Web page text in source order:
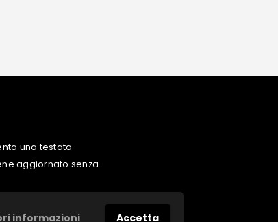
informazioni Accetta
una testata
aggiornato senza